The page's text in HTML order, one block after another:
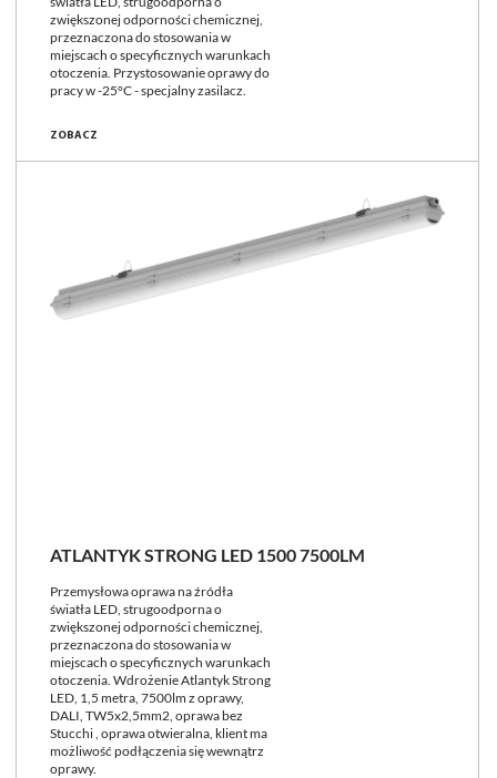
zwiększonej odporności chemicznej,
przeznaczona do stosowania w
miejscach o specyficznych warunkach
otoczenia. Przystosowanie oprawy do
pracy w -25°C - specjalny zasilacz.
ZOBACZ
ATLANTYK STRONG LED 1500 7500LM
Przemysłowa oprawa na źródła
światła LED, strugoodporna o
zwiększonej odporności chemicznej,
przeznaczona do stosowania w
miejscach o specyficznych warunkach
otoczenia. Wdrożenie Atlantyk Strong
LED, 1,5 metra, 7500lm z oprawy,
DALI, TW5x2,5mm2, oprawa bez
Stucchi , oprawa otwieralna, klient ma
możliwość podłączenia się wewnątrz
oprawy.